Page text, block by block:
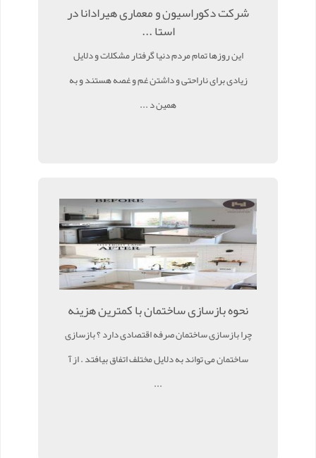
شرکت دکوراسیون و معماری هیرادانا در
استا ...
این روزها تمام مردم دنیا گرفتار مشکلات و دلایل
زیادی برای ناراحتی و داشتن غم و غصه هستند و به
همین د ...
نحوه بازسازی ساختمان با کمترین هزینه
چرا بازسازی ساختمان صرفه اقتصادی دارد ؟ بازسازی
ساختمان می تواند به دلایل مختلف اتفاق بیافتد . از آ
...